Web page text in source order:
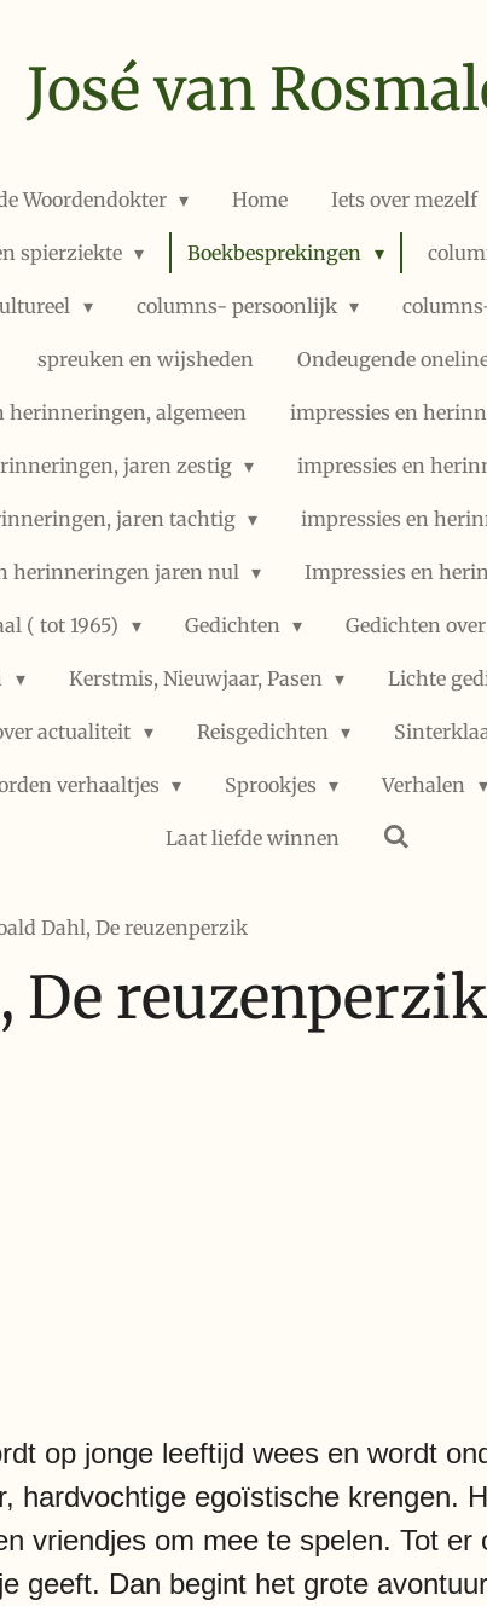
José van
Woordendokter Home Iets over mezelf
spierziekte Boekbesprekingen
columns- persoonlijk
spreuken en wijsheden Ondeugende
herinneringen, algemeen impressies en
jaren zestig impressies en
jaren tachtig impressies en
herinneringen jaren nul Impressies en
( tot 1965) Gedichten Gedichten
Kerstmis, Nieuwjaar, Pasen Lichte
actualiteit Reisgedichten
verhaaltjes Sprookjes Verhalen
Laat liefde winnen
Dahl, De reuzenperzik
De reuzenperzik
op jonge leeftijd wees en wordt
hardvochtige egoïstische krengen.
vriendjes om mee te spelen. Tot
geeft. Dan begint het grote